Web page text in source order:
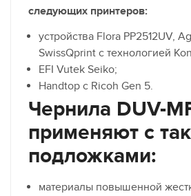
следующих принтеров:
устройства Flora PP2512UV,
SwissQprint с технологией
EFI Vutek Seiko;
Handtop с Ricoh Gen 5.
Чернила DUV-
применяют с
подложками:
материалы повышенной